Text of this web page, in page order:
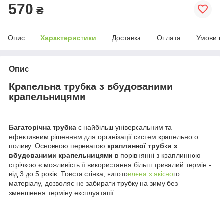
570 ₴
Опис Характеристики Доставка Оплата Умови
Опис
Крапельна трубка з вбудованими
крапельницями
Багаторічна трубка є найбільш універсальним та
ефективним рішенням для організації систем крапельного
поливу. Основною перевагою краплинної трубки з
вбудованими крапельницями в порівнянні з краплинною
стрічкою є можливість її використання більш тривалий термін -
від 3 до 5 років. Товста стінка, виготовлена ​​з якісного
матеріалу, дозволяє не забирати трубку на зиму без
зменшення терміну експлуатації.